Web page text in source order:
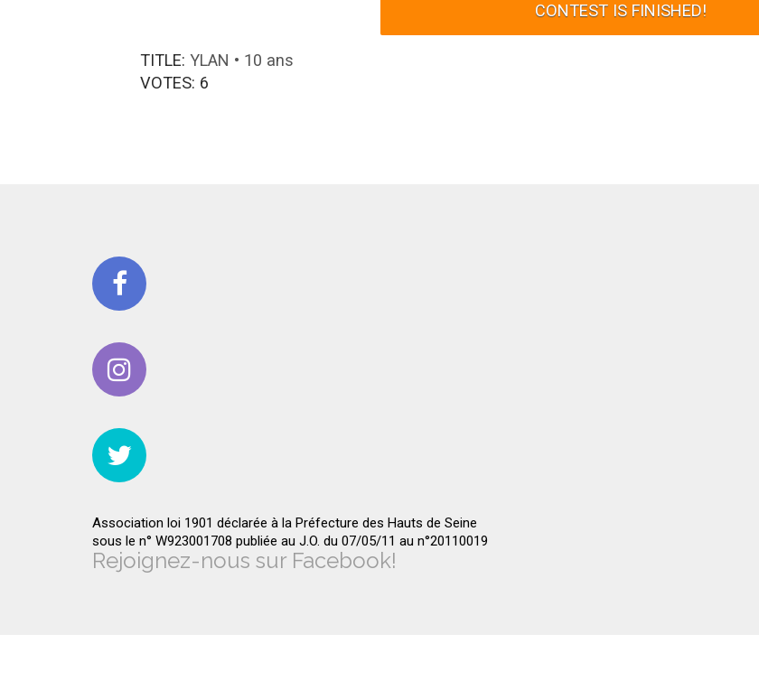
CONTEST IS FINISHED!
TITLE: YLAN • 10 ans
VOTES: 6
Association loi 1901 déclarée à la Préfecture des Hauts de Seine
sous le n° W923001708 publiée au J.O. du 07/05/11 au n°20110019
Rejoignez-nous sur Facebook!